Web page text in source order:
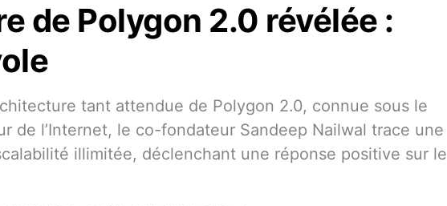
de Polygon 2.0 révélée :
tant attendue de Polygon 2.0, connue sous le
de l’Internet, le co-fondateur Sandeep Nailwal trace une
illimitée, déclenchant une réponse positive sur le